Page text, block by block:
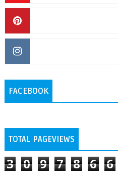
FACEBOOK
TOTAL PAGEVIEWS
3 0 9 7 8 6 6